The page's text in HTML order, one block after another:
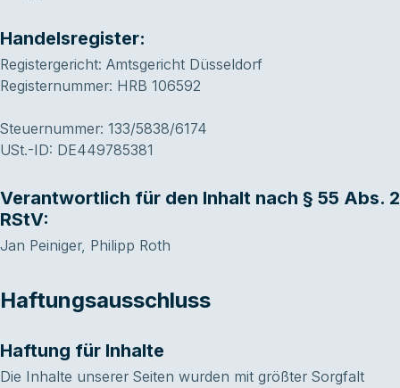
Handelsregister:
Registergericht: Amtsgericht Düsseldorf
Registernummer: HRB 106592
Steuernummer: 133/5838/6174
USt.-ID: DE449785381
Verantwortlich für den Inhalt nach § 55 Abs. 2
RStV:
Jan Peiniger, Philipp Roth
Haftungsausschluss
Haftung für Inhalte
Die Inhalte unserer Seiten wurden mit größter Sorgfalt